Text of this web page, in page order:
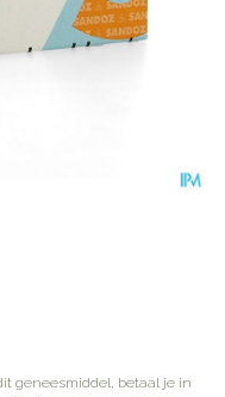
geneesmiddel, betaal je in